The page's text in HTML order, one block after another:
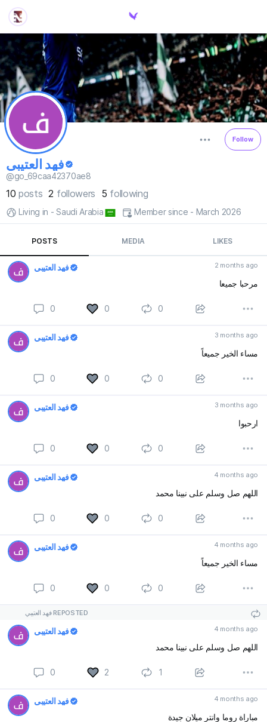
Follow
فهد العتيبي
@go_69caa42370ae8
10posts 2 followers 5 following
Living in - Saudi Arabia Member since - March 2026
POSTS MEDIA LIKES
فهد العتيبي 2 months ago
مرحبا جميعا
0 0 0
فهد العتيبي 3 months ago
مساء الخير جميعاً
0 0 0
فهد العتيبي 3 months ago
ارحبوا
0 0 0
فهد العتيبي 4 months ago
اللهم صل وسلم على نبينا محمد
0 0 0
فهد العتيبي 4 months ago
مساء الخير جميعاً
0 0 0
فهد العتيبي REPOSTED
فهد العتيبي 4 months ago
اللهم صل وسلم على نبينا محمد
0 2 1
فهد العتيبي 4 months ago
مباراة روما وانتر ميلان جيدة